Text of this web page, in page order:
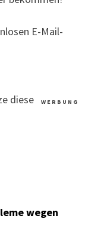
E-Mail-
W E R B U N G
diese
wegen